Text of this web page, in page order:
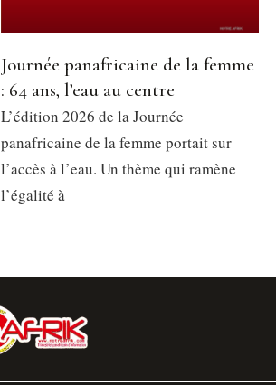
Journée panafricaine de la femme
: 64 ans, l’eau au centre
L’édition 2026 de la Journée
panafricaine de la femme portait sur
l’accès à l’eau. Un thème qui ramène
l’égalité à